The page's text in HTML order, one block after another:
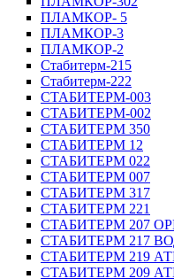
ПЛАМКОР- 5
ПЛАМКОР-3
ПЛАМКОР-2
Стабитерм-215
Стабитерм-222
СТАБИТЕРМ-003
СТАБИТЕРМ-002
СТАБИТЕРМ 350
СТАБИТЕРМ 12
СТАБИТЕРМ 022
СТАБИТЕРМ 007
СТАБИТЕРМ 317
СТАБИТЕРМ 221
СТАБИТЕРМ 207
СТАБИТЕРМ 217
СТАБИТЕРМ 219
СТАБИТЕРМ 209